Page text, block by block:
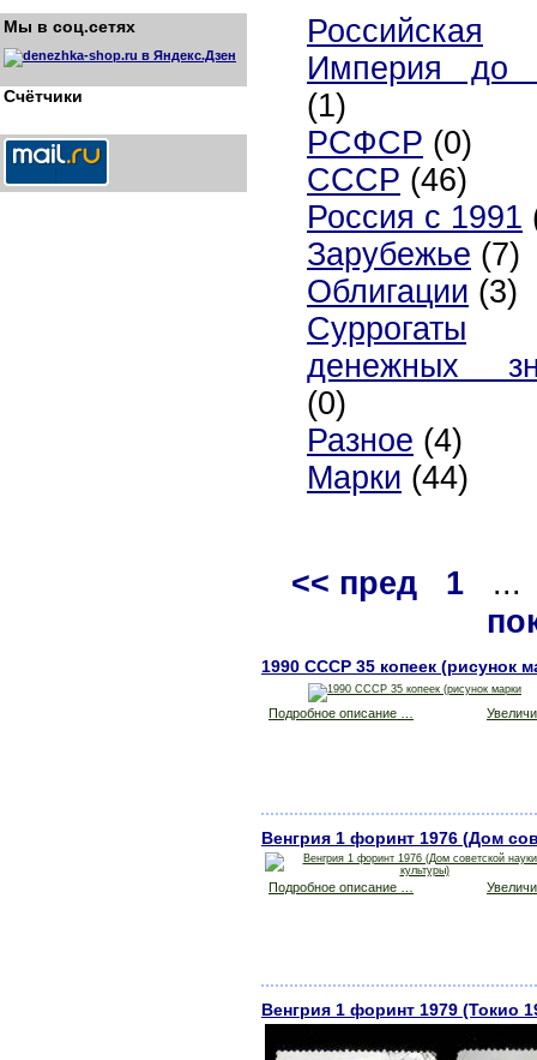
Мы в соц.сетях
Счётчики
Российская
Империя до
(1)
РСФСР (0)
СССР (46)
Россия с 1991
Зарубежье (7)
Облигации (3)
Суррогаты
денежных
(0)
Разное (4)
Марки (44)
<< пред 1
1990 СССР 35 копеек (рисунок
Подробное описание …
Венгрия 1 форинт 1976 (Дом
Подробное описание …
Венгрия 1 форинт 1979 (Токио